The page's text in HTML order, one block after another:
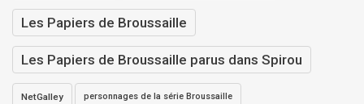
Les Papiers de Broussaille
Les Papiers de Broussaille parus dans Spirou
NetGalley personnages de la série Broussaille